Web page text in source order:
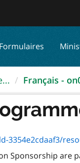
Formulaires
Français -
resource/
Sponsorship are